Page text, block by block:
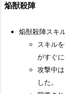
焔獣殺陣
焔獣殺陣スキ
スキル
がすぐ
攻撃中
した。